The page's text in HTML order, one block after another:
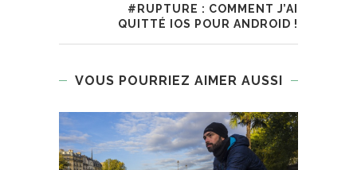
#RUPTURE : COMMENT J’AI
QUITTÉ IOS POUR ANDROID !
VOUS POURRIEZ AIMER AUSSI